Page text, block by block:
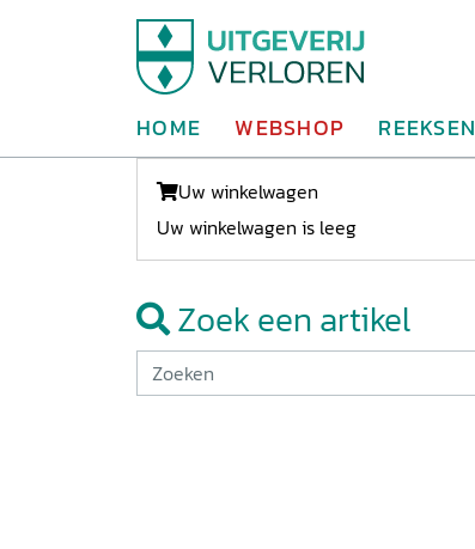
HOME WEBSHOP REEKSEN
Uw winkelwagen
Uw winkelwagen is leeg
Zoek een artikel